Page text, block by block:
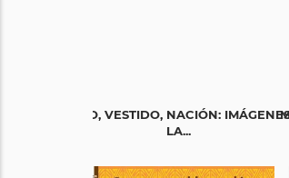
CUERPO, VESTIDO, NACIÓN:
LA...